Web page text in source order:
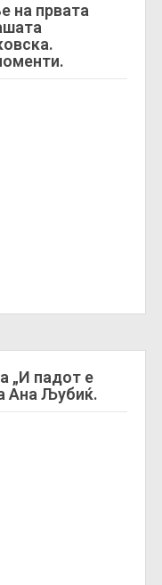
на првата
„И падот е
Ана Љубиќ.